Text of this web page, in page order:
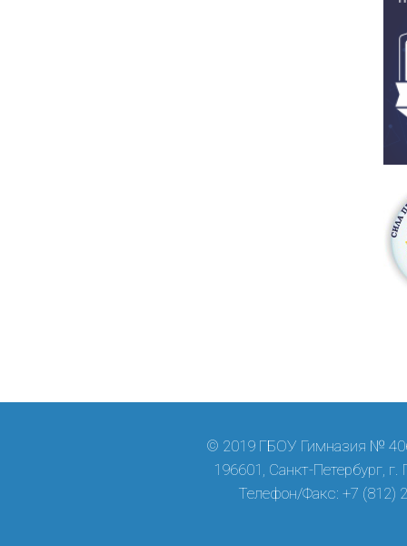
© 2019 ГБОУ Гимназия №
196601, Санкт-Петербург,
Телефон/Факс: +7 (812)